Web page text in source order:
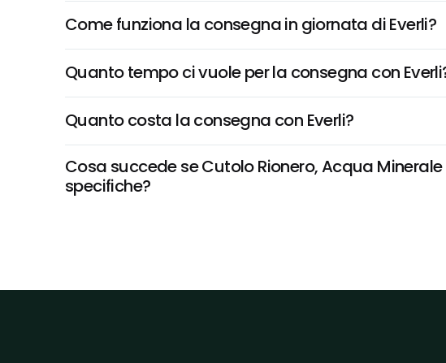
Come funziona la consegna in giornata di Everli?
Quanto tempo ci vuole per la consegna con
Quanto costa la consegna con Everli?
Cosa succede se Cutolo Rionero, Acqua
specifiche?